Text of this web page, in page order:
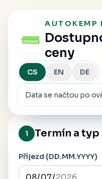
AUTOKEMP
ceny
CS EN DE
Data se načtou po
1 Termín a
Příjezd (DD.MM.YYYY)